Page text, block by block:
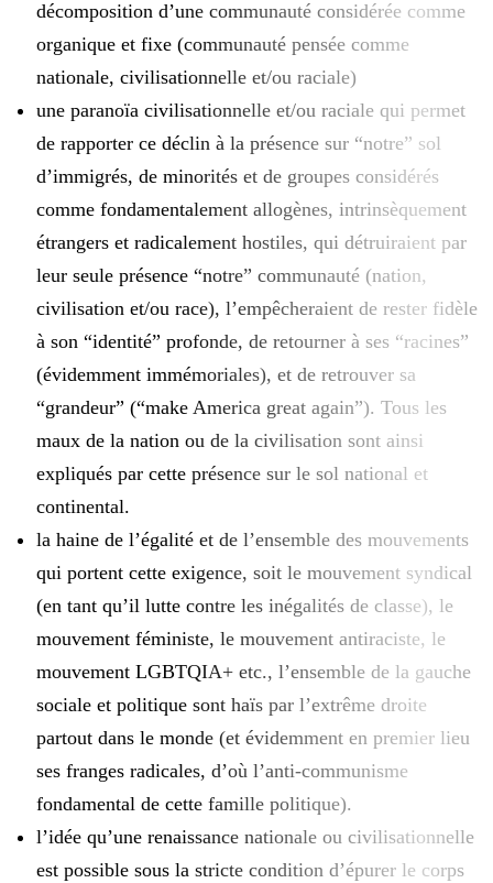
décomposition d’une communauté considérée comme
organique et fixe (communauté pensée comme
nationale, civilisationnelle et/ou raciale)
une paranoïa civilisationnelle et/ou raciale qui permet
de rapporter ce déclin à la présence sur “notre” sol
d’immigrés, de minorités et de groupes considérés
comme fondamentalement allogènes, intrinsèquement
étrangers et radicalement hostiles, qui détruiraient par
leur seule présence “notre” communauté (nation,
civilisation et/ou race), l’empêcheraient de rester fidèle
à son “identité” profonde, de retourner à ses “racines”
(évidemment immémoriales), et de retrouver sa
“grandeur” (“make America great again”). Tous les
maux de la nation ou de la civilisation sont ainsi
expliqués par cette présence sur le sol national et
continental.
la haine de l’égalité et de l’ensemble des mouvements
qui portent cette exigence, soit le mouvement syndical
(en tant qu’il lutte contre les inégalités de classe), le
mouvement féministe, le mouvement antiraciste, le
mouvement LGBTQIA+ etc., l’ensemble de la gauche
sociale et politique sont haïs par l’extrême droite
partout dans le monde (et évidemment en premier lieu
ses franges radicales, d’où l’anti-communisme
fondamental de cette famille politique).
l’idée qu’une renaissance nationale ou civilisationnelle
est possible sous la stricte condition d’épurer le corps